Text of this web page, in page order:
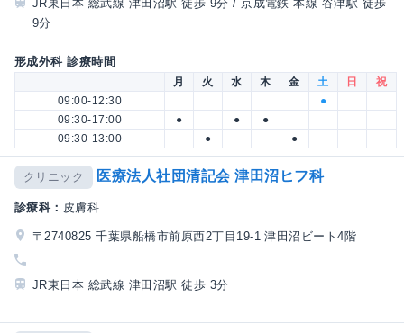
JR東日本 総武線 津田沼駅 徒歩 9分 / 京成電鉄 本線 谷津駅 徒歩
9分
形成外科 診療時間
月 火 水 木 金 土 日
祝
09:00-12:30
●
09:30-17:00
● ●
●
09:30-13:00
● ●
クリニック 医療法人社団清記会 津田沼ヒフ科
診療科： 皮膚科
〒2740825 千葉県船橋市前原西2丁目19-1 津田沼ビート4階
JR東日本 総武線 津田沼駅 徒歩 3分